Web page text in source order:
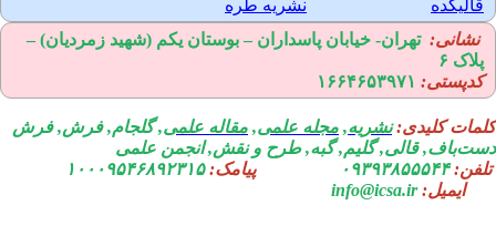
قالیکده
نشریه طره
نشانی: تهران-خیابان پاسداران – بوستان یکم (شهید زمردیان) –
پلاک ۶
کدپستی:۱۶۶۴۶۵۳۹۷۱
کلیدی: نشریه,مجله علمی,مقاله علمی, گلجام, فرش, فرش
قالی, گلیم, گبه, طرح و نقش, انجمن علمی
۰۹۳۹۳۸۵۵۵۴۴ پیامک:
۱۰۰۰۹۵۴۶۸۹۲۳۱۵
ایمیل:info@icsa.ir